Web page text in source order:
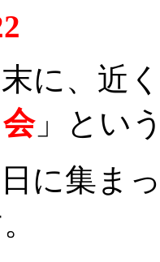
に、近
」とい
に集ま